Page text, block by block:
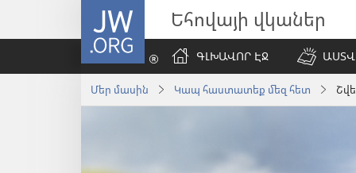
JW.ORG Եհովայի վկաներ
ԳԼԽԱՎՈՐ ԷՋ
Մեր մասին Կապ հաստատեք մեզ հետ